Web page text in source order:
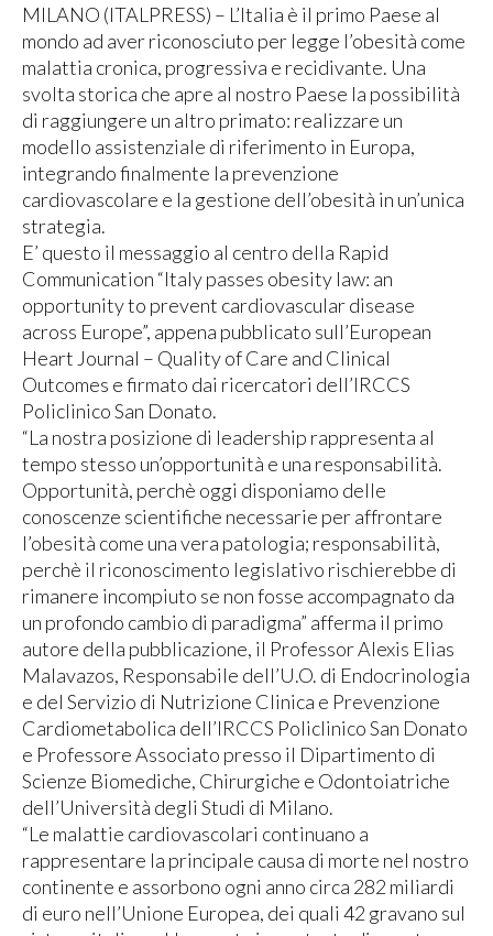
MILANO (ITALPRESS) – L’Italia è il primo Paese al
mondo ad aver riconosciuto per legge l’obesità come
malattia cronica, progressiva e recidivante. Una
svolta storica che apre al nostro Paese la possibilità
di raggiungere un altro primato: realizzare un
modello assistenziale di riferimento in Europa,
integrando finalmente la prevenzione
cardiovascolare e la gestione dell’obesità in un’unica
strategia.
E’ questo il messaggio al centro della Rapid
Communication “Italy passes obesity law: an
opportunity to prevent cardiovascular disease
across Europe”, appena pubblicato sull’European
Heart Journal – Quality of Care and Clinical
Outcomes e firmato dai ricercatori dell’IRCCS
Policlinico San Donato.
“La nostra posizione di leadership rappresenta al
tempo stesso un’opportunità e una responsabilità.
Opportunità, perchè oggi disponiamo delle
conoscenze scientifiche necessarie per affrontare
l’obesità come una vera patologia; responsabilità,
perchè il riconoscimento legislativo rischierebbe di
rimanere incompiuto se non fosse accompagnato da
un profondo cambio di paradigma” afferma il primo
autore della pubblicazione, il Professor Alexis Elias
Malavazos, Responsabile dell’U.O. di Endocrinologia
e del Servizio di Nutrizione Clinica e Prevenzione
Cardiometabolica dell’IRCCS Policlinico San Donato
e Professore Associato presso il Dipartimento di
Scienze Biomediche, Chirurgiche e Odontoiatriche
dell’Università degli Studi di Milano.
“Le malattie cardiovascolari continuano a
rappresentare la principale causa di morte nel nostro
continente e assorbono ogni anno circa 282 miliardi
di euro nell’Unione Europea, dei quali 42 gravano sul